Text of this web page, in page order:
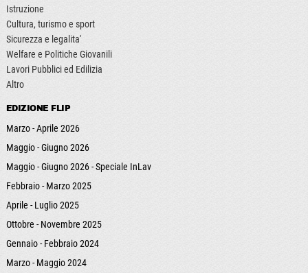
Istruzione
Cultura, turismo e sport
Sicurezza e legalita'
Welfare e Politiche Giovanili
Lavori Pubblici ed Edilizia
Altro
EDIZIONE FLIP
Marzo - Aprile 2026
Maggio - Giugno 2026
Maggio - Giugno 2026 - Speciale InLav
Febbraio - Marzo 2025
Aprile - Luglio 2025
Ottobre - Novembre 2025
Gennaio - Febbraio 2024
Marzo - Maggio 2024